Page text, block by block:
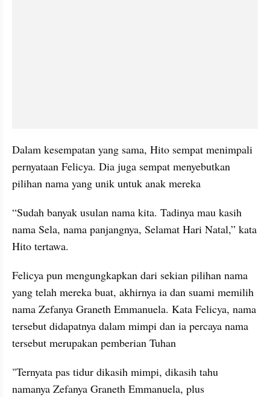
Dalam kesempatan yang sama, Hito sempat menimpali
pernyataan Felicya. Dia juga sempat menyebutkan
pilihan nama yang unik untuk anak mereka
“Sudah banyak usulan nama kita. Tadinya mau kasih
nama Sela, nama panjangnya, Selamat Hari Natal,” kata
Hito tertawa.
Felicya pun mengungkapkan dari sekian pilihan nama
yang telah mereka buat, akhirnya ia dan suami memilih
nama Zefanya Graneth Emmanuela. Kata Felicya, nama
tersebut didapatnya dalam mimpi dan ia percaya nama
tersebut merupakan pemberian Tuhan
"Ternyata pas tidur dikasih mimpi, dikasih tahu
namanya Zefanya Graneth Emmanuela, plus